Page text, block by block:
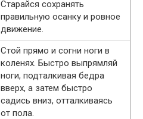
Старайся сохранять
правильную осанку и ровное
движение.
Стой прямо и согни ноги в
коленях. Быстро выпрямляй
ноги, подталкивая бедра
вверх, а затем быстро
садись вниз, отталкиваясь
от пола.